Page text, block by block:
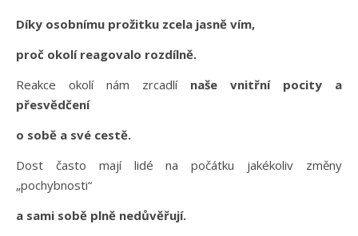
Díky osobnímu prožitku zcela jasně vím,
proč okolí reagovalo rozdílně.
Reakce okolí nám zrcadlí naše vnitřní pocity a
přesvědčení
o sobě a své cestě.
Dost často mají lidé na počátku jakékoliv změny
„pochybnosti“
a sami sobě plně nedůvěřují.